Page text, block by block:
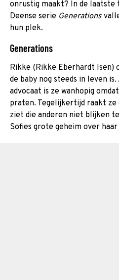
onrustig maakt? In de laatste
Deense serie Generations
hun plek.
Generations
Rikke (Rikke Eberhardt Isen)
de baby nog steeds in leven
advocaat is ze wanhopig
praten. Tegelijkertijd raakt ze
ziet die anderen niet blijken
Sofies grote geheim over